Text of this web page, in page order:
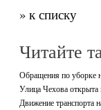
» к списку
Читайте
Обращения по уборке
Улица Чехова открыта
Движение транспорта